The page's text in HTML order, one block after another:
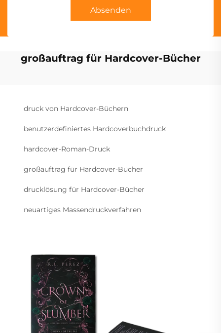
Absenden
großauftrag für Hardcover-Bücher
druck von Hardcover-Büchern
benutzerdefiniertes Hardcoverbuchdruck
hardcover-Roman-Druck
großauftrag für Hardcover-Bücher
drucklösung für Hardcover-Bücher
neuartiges Massendruckverfahren